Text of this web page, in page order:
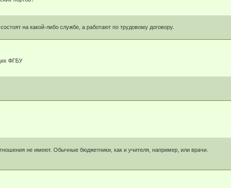
на какой-либо службе, а работают по трудовому договору.
ФГБУ
не имеют. Обычные бюджетники, как и учителя, например, или врачи.